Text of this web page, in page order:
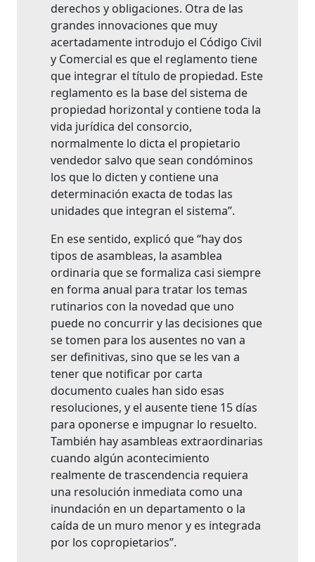
derechos y obligaciones. Otra de las
grandes innovaciones que muy
acertadamente introdujo el Código Civil
y Comercial es que el reglamento tiene
que integrar el título de propiedad. Este
reglamento es la base del sistema de
propiedad horizontal y contiene toda la
vida jurídica del consorcio,
normalmente lo dicta el propietario
vendedor salvo que sean condóminos
los que lo dicten y contiene una
determinación exacta de todas las
unidades que integran el sistema”.
En ese sentido, explicó que “hay dos
tipos de asambleas, la asamblea
ordinaria que se formaliza casi siempre
en forma anual para tratar los temas
rutinarios con la novedad que uno
puede no concurrir y las decisiones que
se tomen para los ausentes no van a
ser definitivas, sino que se les van a
tener que notificar por carta
documento cuales han sido esas
resoluciones, y el ausente tiene 15 días
para oponerse e impugnar lo resuelto.
También hay asambleas extraordinarias
cuando algún acontecimiento
realmente de trascendencia requiera
una resolución inmediata como una
inundación en un departamento o la
caída de un muro menor y es integrada
por los copropietarios”.